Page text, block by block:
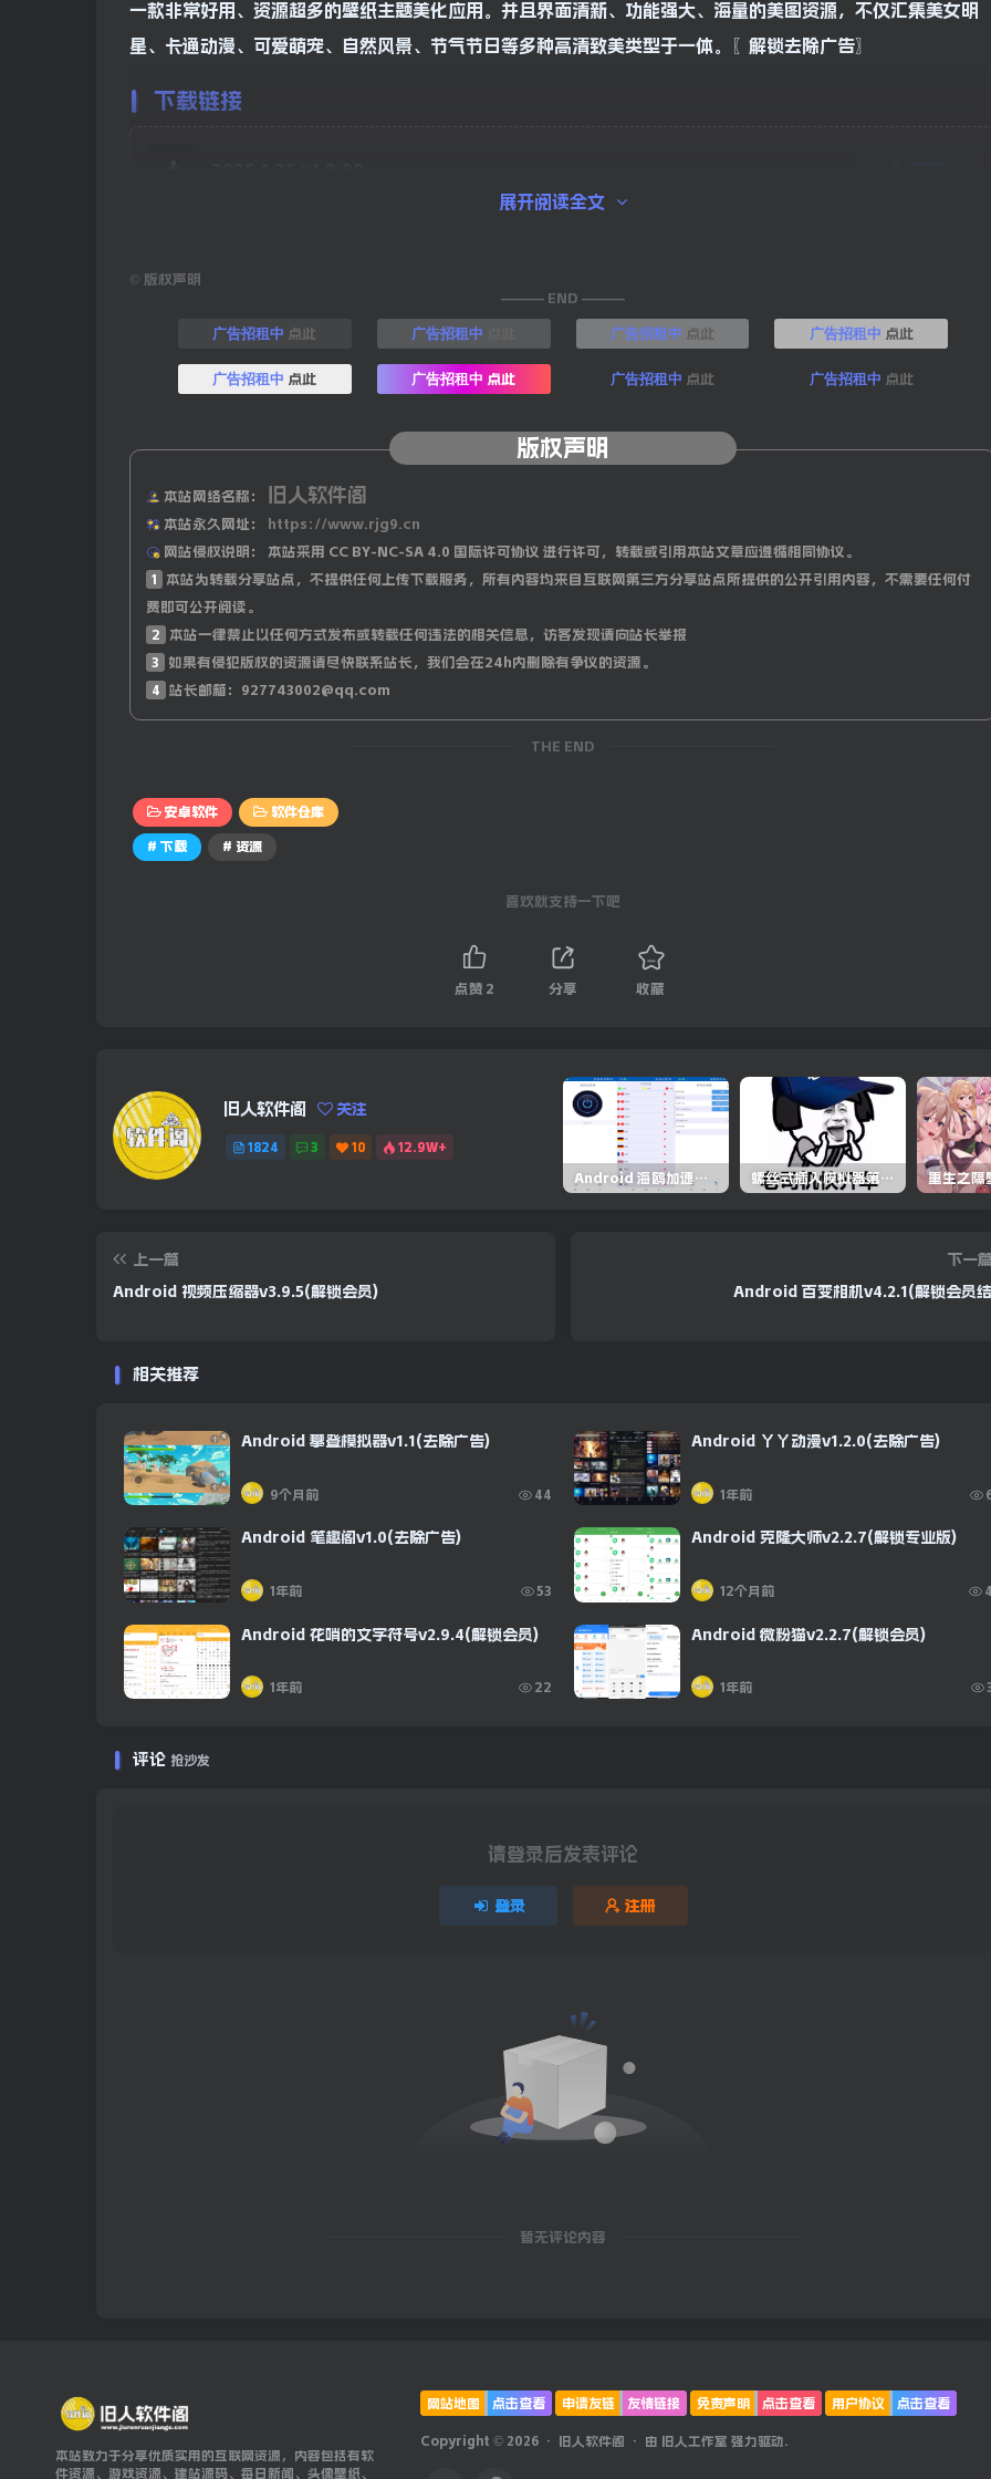
一款非常好用、资源超多的壁纸主题美化应用。并且界面清新、功能强大、海量的美图资源，不仅汇集美女明
星、卡通动漫、可爱萌宠、自然风景、节气节日等多种高清致美类型于一体。〖解锁去除广告〗
下载链接
展开阅读全文
© 版权声明
——— END ———
广告招租中 点此 广告招租中 广告招租中 点此 广告招租中 点此
广告招租中 点此 广告招租中 点此 广告招租中 点此 广告招租中 点此
版权声明
本站网络名称： 旧人软件阁
本站永久网址：
https://www.rjg9.cn
网站侵权说明：
本站采用 CC BY-NC-SA 4.0 国际许可协议 进行许可，转载或引用本站文章应遵循相同协议。
1
本站为转载分享站点，不提供任何上传下载服务，所有内容均来自互联网第三方分享站点所提供的公开引用内容，不需要任何付
费即可公开阅读。
2
本站一律禁止以任何方式发布或转载任何违法的相关信息，访客发现请向站长举报
3
如果有侵犯版权的资源请尽快联系站长，我们会在24h内删除有争议的资源。
4 站长邮箱：927743002@qq.com
THE END
安卓软件 软件仓库
# 下载 # 资源
喜欢就支持一下吧
点赞 2 分享 收藏
旧人软件阁 关注
1824 3 10
12.9W+
Android 海鸥加速器v6.6.3(解锁会员)
螺丝式插入模拟器第5代/NejicomiSimulator.Vol.5.v1.0.2
上一篇
Android 视频压缩器v3.9.5(解锁会员)
下一篇
Android 百变相机v4.2.1(解锁会员
相关推荐
Android 攀登模拟器v1.1(去除广告)
9个月前 44
Android 丫丫动漫v1.2.0(去除广告)
1年前
Android 笔趣阁v1.0(去除广告)
1年前 53
Android 克隆大师v2.2.7(解锁专业版)
12个月前
Android 花哨的文字符号v2.9.4(解锁会员)
1年前 22
Android 微粉猫v2.2.7(解锁会员)
1年前
评论 抢沙发
请登录后发表评论
登录 注册
暂无评论内容
本站致力于分享优质实用的互联网资源，内容包括有软
件资源、游戏资源、建站源码、每日新闻、头像壁纸、
网站地图 点击查看 申请友链 友情链接 免责声明 点击查看 用户协议 点击查看
Copyright © 2026 · 旧人软件阁 · 由 旧人工作室 强力驱动.